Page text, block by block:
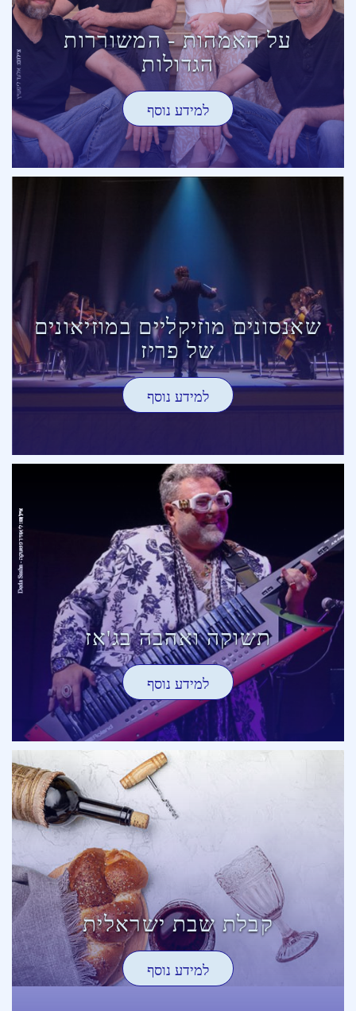
על האמהות - המשוררות
הגדולות
למידע נוסף
שאנסונים מוזיקליים במוזיאונים
של פריז
למידע נוסף
תשוקה ואהבה בג'אז
למידע נוסף
קבלת שבת ישראלית
למידע נוסף